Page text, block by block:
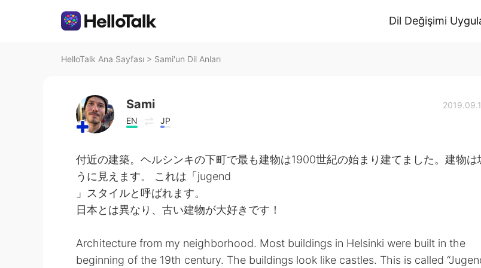
Dil Değişimi
HelloTalk Ana Sayfası > Sami'un Dil Anları
Sami
EN JP
付近の建築。ヘルシンキの下町で最も建物は1900世紀の始まり建てました。建物は
うに見えます。 これは「jugend
」スタイルと呼ばれます。
日本とは異なり、古い建物が大好きです！
Architecture from my neighborhood. Most buildings in Helsinki were built in the
beginning of the 19th century. The buildings look like castles. This is called